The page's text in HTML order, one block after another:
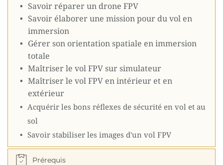
Savoir réparer un drone FPV
Savoir élaborer une mission pour du vol en
immersion
Gérer son orientation spatiale en immersion
totale
Maîtriser le vol FPV sur simulateur
Maîtriser le vol FPV en intérieur et en
extérieur
Acquérir les bons réflexes de sécurité en vol et au
sol
Savoir stabiliser les images d'un vol FPV
Prérequis